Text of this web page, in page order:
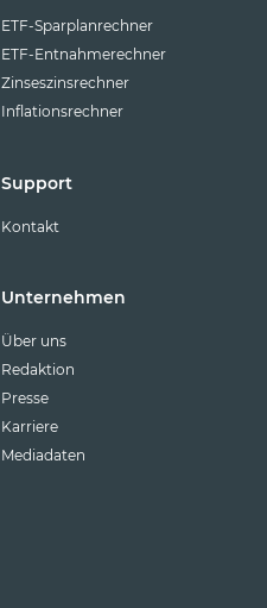
ETF-Sparplanrechner
ETF-Entnahmerechner
Zinseszinsrechner
Inflationsrechner
Support
Kontakt
Unternehmen
Über uns
Redaktion
Presse
Karriere
Mediadaten